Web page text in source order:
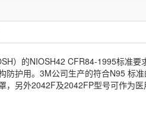
）的NIOSH42 CFR84-1995标准
护用。3M公司生产的符合N95 标
另外2042F及2042FP型号可作为医